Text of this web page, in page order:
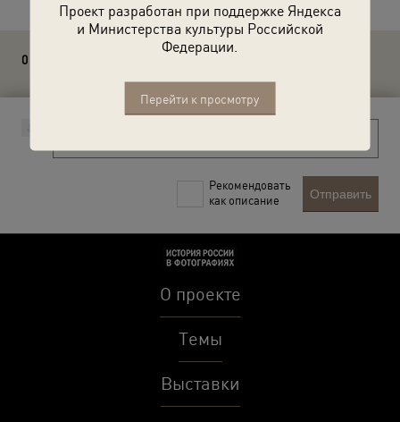
Проект разработан при поддержке Яндекса
и Министерства культуры Российской
Федерации.
Перейти к просмотру
0 комментариев
Рекомендовать
как описание
Отправить
О проекте
Темы
Выставки